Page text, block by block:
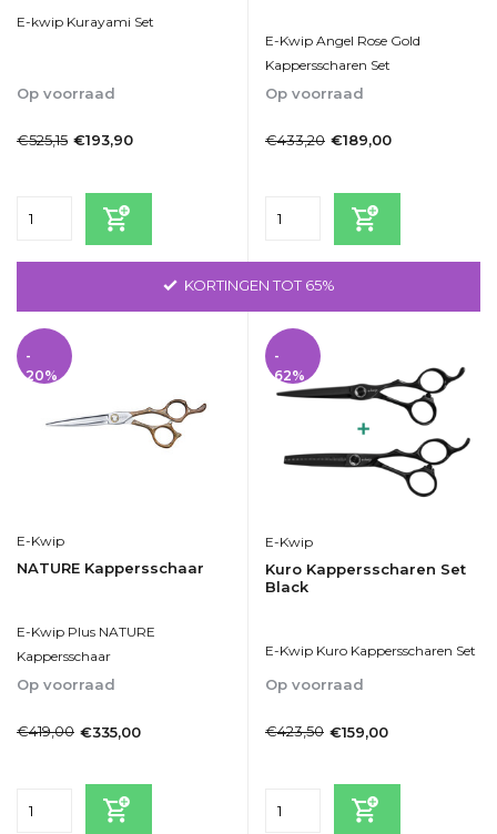
E-kwip Kurayami Set
Op voorraad
€525,15 €193,90
E-Kwip Angel Rose Gold
Kappersscharen Set
Op voorraad
€433,20 €189,00
GRATIS VERZENDING VANAF 75 EURO
-
20%
E-Kwip
NATURE Kappersschaar
E-Kwip Plus NATURE
Kappersschaar
Op voorraad
€419,00 €335,00
-
62%
E-Kwip
Kuro Kappersscharen Set
Black
E-Kwip Kuro Kappersscharen Set
Op voorraad
€423,50 €159,00